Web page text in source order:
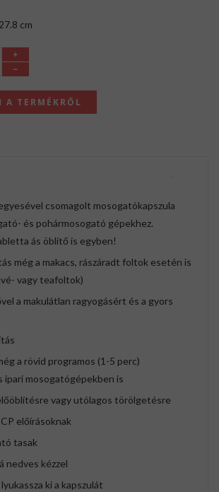
cm
A TERMÉKRŐL
csomagolt mosogatókapszula
és pohármosogató gépekhez.
ás öblítő is egyben!
még a makacs, rászáradt foltok esetén is
vagy teafoltok)
a makulátlan ragyogásért és a gyors
a rövid programos (1-5 perc)
ipari mosogatógépekben is
vagy utólagos törölgetésre
előírásoknak
tasak
nedves kézzel
ki a kapszulát